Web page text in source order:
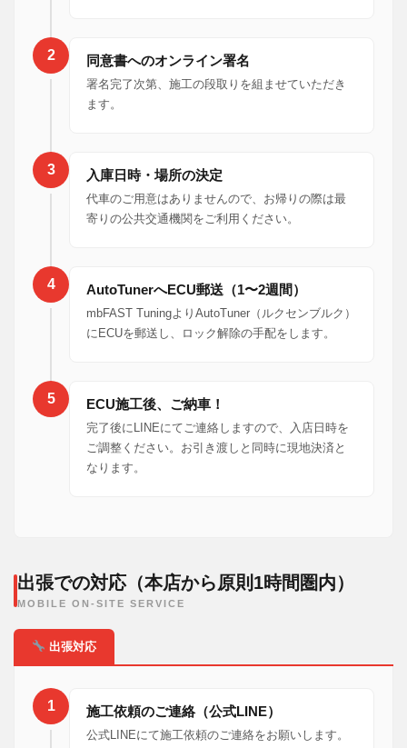
2 同意書へのオンライン署名
署名完了次第、施工の段取りを組ませていただき
ます。
3 入庫日時・場所の決定
代車のご用意はありませんので、お帰りの際は最
寄りの公共交通機関をご利用ください。
4 AutoTunerへECU郵送（1〜2週間）
mbFAST TuningよりAutoTuner（ルクセンブルク）
にECUを郵送し、ロック解除の手配をします。
5 ECU施工後、ご納車！
完了後にLINEにてご連絡しますので、入店日時を
ご調整ください。お引き渡しと同時に現地決済と
なります。
出張での対応（本店から原則1時間圏内）
MOBILE ON-SITE SERVICE
出張対応
1 施工依頼のご連絡（公式LINE）
公式LINEにて施工依頼のご連絡をお願いします。